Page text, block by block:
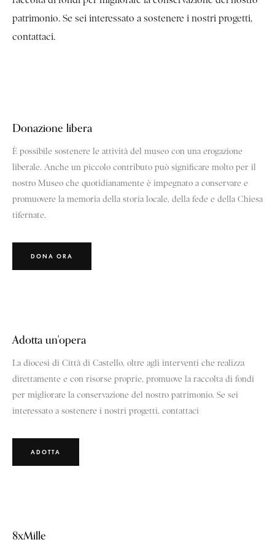
patrimonio. Se sei interessato a sostenere i nostri progetti,
contattaci.
Donazione libera
È possibile sostenere le attività del museo con una erogazione
liberale. Anche un piccolo contributo può significare molto per il
nostro Museo che quotidianamente è impegnato a conservare e
promuovere la memoria della storia locale, della fede e della Chiesa
tifernate.
DONA ORA
Adotta un'opera
La diocesi di Città di Castello, oltre agli interventi che realizza
direttamente e con risorse proprie, promuove la raccolta di fondi
per migliorare la conservazione del nostro patrimonio. Se sei
interessato a sostenere i nostri progetti, contattaci
ADOTTA
8xMille